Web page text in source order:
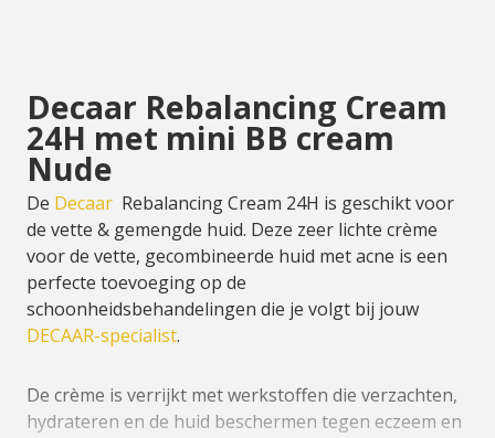
Decaar Rebalancing Cream
24H met mini BB cream
Nude
De Decaar Rebalancing Cream 24H is geschikt voor
de vette & gemengde huid. Deze zeer lichte crème
voor de vette, gecombineerde huid met acne is een
perfecte toevoeging op de
schoonheidsbehandelingen die je volgt bij jouw
DECAAR-specialist.
De crème is verrijkt met werkstoffen die verzachten,
hydrateren en de huid beschermen tegen eczeem en